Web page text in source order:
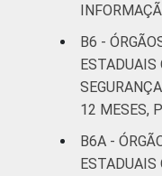
B6 -
12 MESES,
B6A -